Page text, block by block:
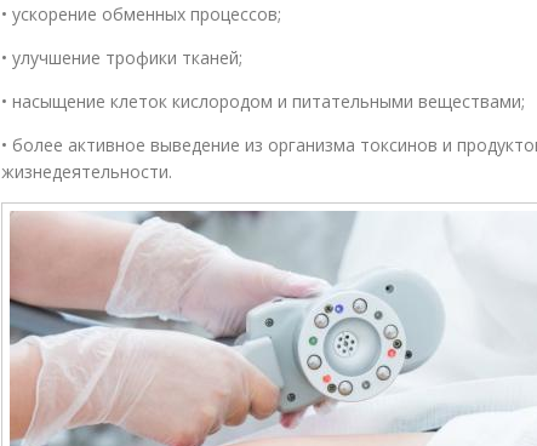
• ускорение обменных процессов;
• улучшение трофики тканей;
• насыщение клеток кислородом и питательными веществами;
• более активное выведение из организма токсинов и
жизнедеятельности.